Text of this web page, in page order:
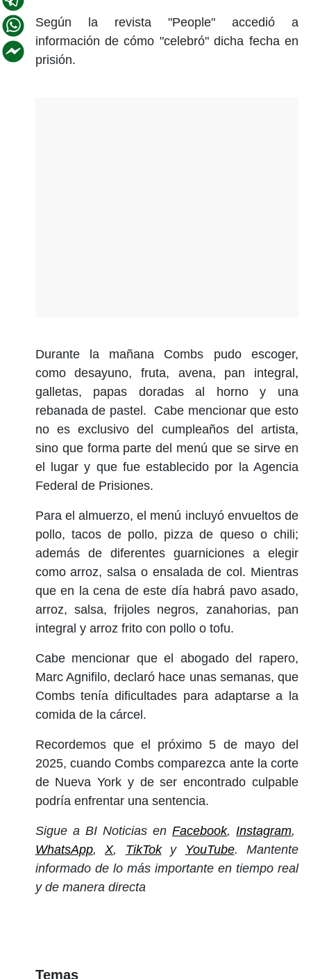
Según la revista "People" accedió a
información de cómo "celebró" dicha fecha en
prisión.
Durante la mañana Combs pudo escoger,
como desayuno, fruta, avena, pan integral,
galletas, papas doradas al horno y una
rebanada de pastel. Cabe mencionar que esto
no es exclusivo del cumpleaños del artista,
sino que forma parte del menú que se sirve en
el lugar y que fue establecido por la Agencia
Federal de Prisiones.
Para el almuerzo, el menú incluyó envueltos de
pollo, tacos de pollo, pizza de queso o chili;
además de diferentes guarniciones a elegir
como arroz, salsa o ensalada de col. Mientras
que en la cena de este día habrá pavo asado,
arroz, salsa, frijoles negros, zanahorias, pan
integral y arroz frito con pollo o tofu.
Cabe mencionar que el abogado del rapero,
Marc Agnifilo, declaró hace unas semanas, que
Combs tenía dificultades para adaptarse a la
comida de la cárcel.
Recordemos que el próximo 5 de mayo del
2025, cuando Combs comparezca ante la corte
de Nueva York y de ser encontrado culpable
podría enfrentar una sentencia.
Sigue a BI Noticias en Facebook, Instagram,
WhatsApp,X, TikToky YouTube. Mantente
informado de lo más importante en tiempo real
y de manera directa
Temas